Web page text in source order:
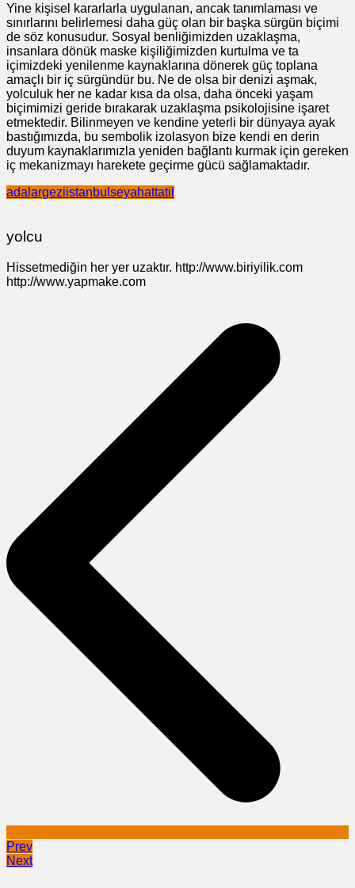
Yine kişisel kararlarla uygulanan, ancak tanımlaması ve
sınırlarını belirlemesi daha güç olan bir başka sürgün biçimi
de söz konusudur. Sosyal benliğimizden uzaklaşma,
insanlara dönük maske kişiliğimizden kurtulma ve ta
içimizdeki yenilenme kaynaklarına dönerek güç toplana
amaçlı bir iç sürgündür bu. Ne de olsa bir denizi aşmak,
yolculuk her ne kadar kısa da olsa, daha önceki yaşam
biçimimizi geride bırakarak uzaklaşma psikolojisine işaret
etmektedir. Bilinmeyen ve kendine yeterli bir dünyaya ayak
bastığımızda, bu sembolik izolasyon bize kendi en derin
duyum kaynaklarımızla yeniden bağlantı kurmak için gereken
iç mekanizmayı harekete geçirme gücü sağlamaktadır.
adalargeziistanbul seyahattatil
yolcu
Hissetmediğin her yer uzaktır. http://www.biriyilik.com
http://www.yapmake.com
Prev
Next